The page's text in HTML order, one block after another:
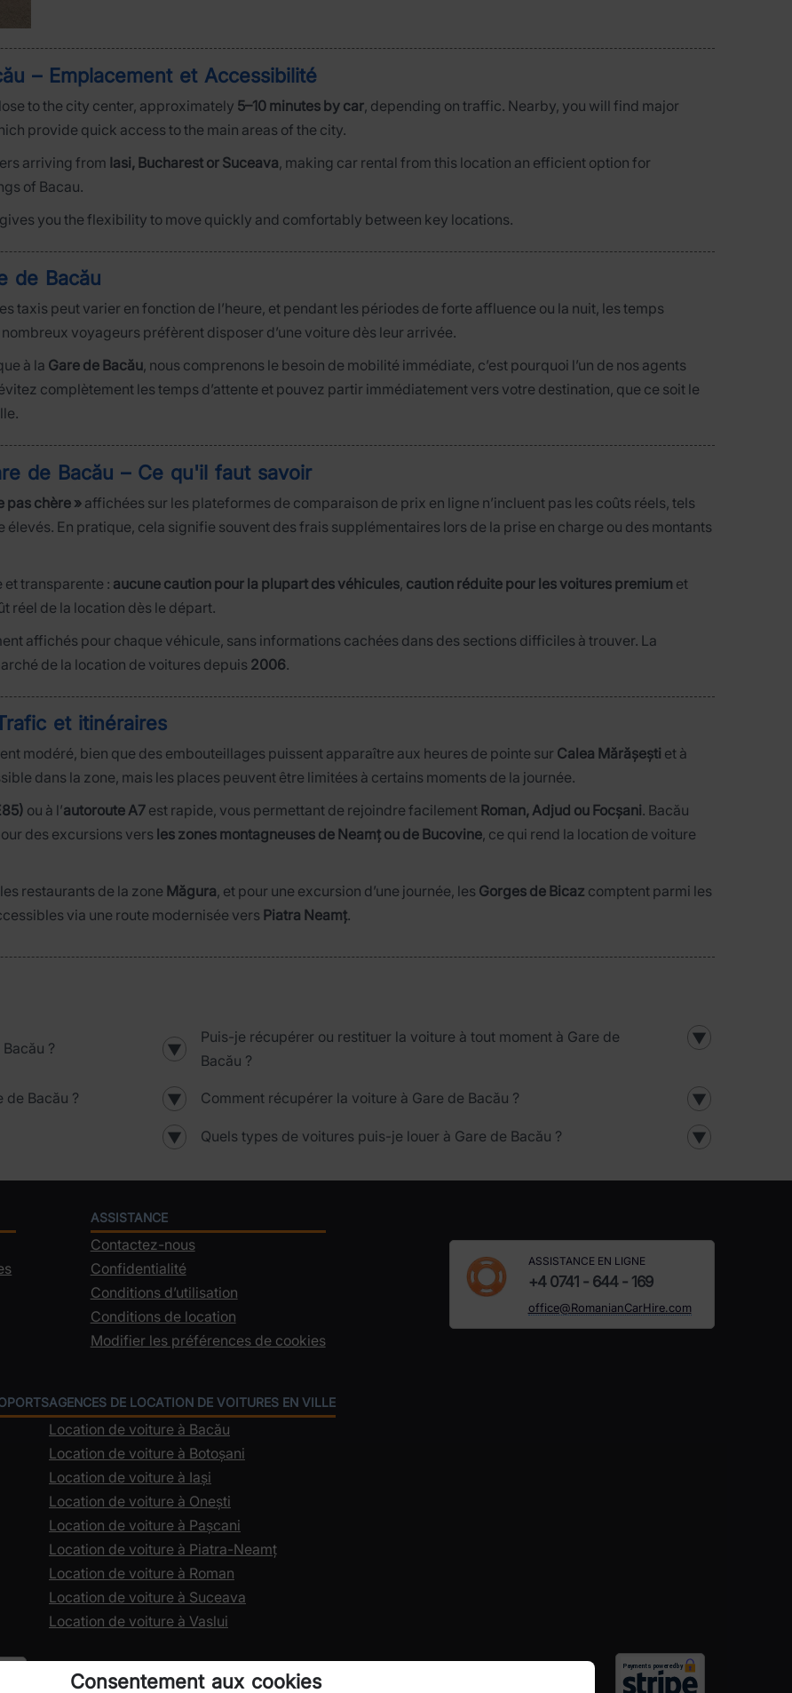
– Emplacement et Accessibilité
to the city center, approximately 5–10 minutes by car, depending on traffic. Nearby, you will find major
provide quick access to the main areas of the city.
arriving from Iasi, Bucharest or Suceava, making car rental from this location an efficient option for
of Bacau.
you the flexibility to move quickly and comfortably between key locations.
de Bacău
taxis peut varier en fonction de l’heure, et pendant les périodes de forte affluence ou la nuit, les temps
voyageurs préfèrent disposer d’une voiture dès leur arrivée.
à la Gare de Bacău, nous comprenons le besoin de mobilité immédiate, c’est pourquoi l’un de nos agents
complètement les temps d’attente et pouvez partir immédiatement vers votre destination, que ce soit le
de Bacău – Ce qu'il faut savoir
pas chère » affichées sur les plateformes de comparaison de prix en ligne n’incluent pas les coûts réels, tels
élevés. En pratique, cela signifie souvent des frais supplémentaires lors de la prise en charge ou des montants
et transparente : aucune caution pour la plupart des véhicules, caution réduite pour les voitures premium et
réel de la location dès le départ.
affichés pour chaque véhicule, sans informations cachées dans des sections difficiles à trouver. La
de la location de voitures depuis 2006.
et itinéraires
modéré, bien que des embouteillages puissent apparaître aux heures de pointe sur Calea Mărășești et à
dans la zone, mais les places peuvent être limitées à certains moments de la journée.
ou à l’autoroute A7 est rapide, vous permettant de rejoindre facilement Roman, Adjud ou Focșani. Bacău
des excursions vers les zones montagneuses de Neamț ou de Bucovine, ce qui rend la location de voiture
restaurants de la zone Măgura, et pour une excursion d’une journée, les Gorges de Bicaz comptent parmi les
via une route modernisée vers Piatra Neamț.
? ▼
Puis-je récupérer ou restituer la voiture à tout moment à Gare de
Bacău ?
▼
de Bacău ? ▼ Comment récupérer la voiture à Gare de Bacău ? ▼
▼ Quels types de voitures puis-je louer à Gare de Bacău ? ▼
ASSISTANCE
Contactez-nous
Confidentialité
Conditions d’utilisation
Conditions de location
Modifier les préférences de cookies
ASSISTANCE EN LIGNE
+4 0741 - 644 - 169
office@RomanianCarHire.com
AGENCES DE LOCATION DE VOITURES EN VILLE
Location de voiture à Bacău
Location de voiture à Botoșani
Location de voiture à Iași
Location de voiture à Onești
Location de voiture à Pașcani
Location de voiture à Piatra-Neamț
Location de voiture à Roman
Location de voiture à Suceava
Location de voiture à Vaslui
Consentement aux cookies